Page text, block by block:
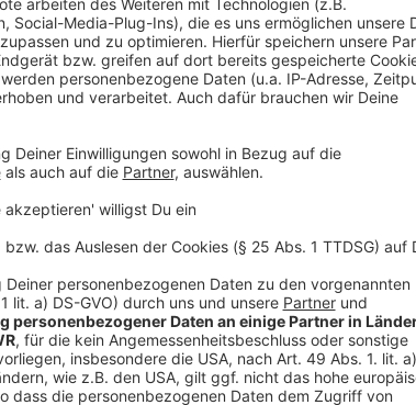
einzubetten. Dieser
Ihren Aktivitäten
die Details durch und
Nutzung des Service zu,
Mehr
powered byUsercentrics
Platform
Cruz schafft es undercover in der Terrororganisation
Anzeige
©Copyright: Paramount+
Joe und ihre Chefin.